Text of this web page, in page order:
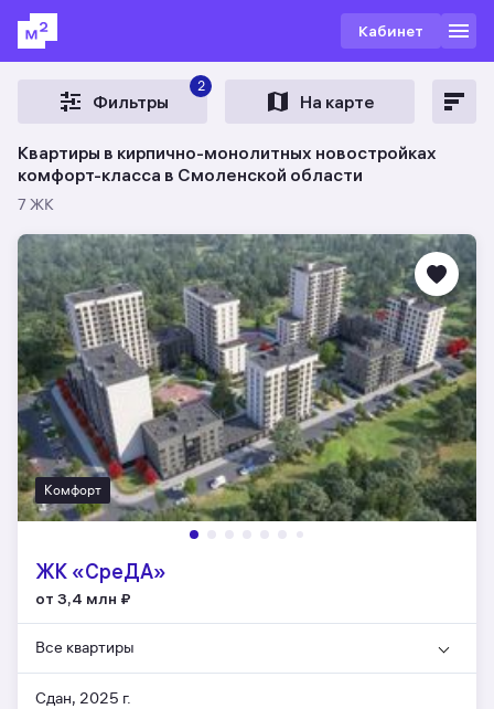
Кабинет
Фильтры
2
На карте
Квартиры в кирпично-монолитных новостройках
комфорт-класса в Смоленской области
7 ЖК
Комфорт
ЖК «СреДА»
от 3,4 млн ₽
Все квартиры
Сдан, 2025 г.